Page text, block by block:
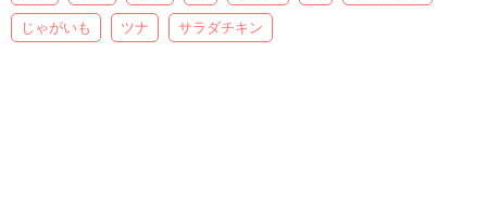
じゃがいも ツナ サラダチキン